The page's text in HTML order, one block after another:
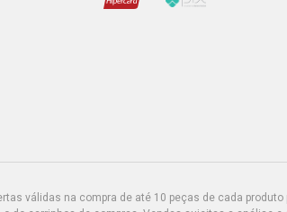
válidas na compra de até 10 peças de cada